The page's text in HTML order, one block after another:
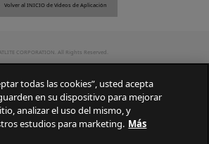
Volver al INICIO de Videos de Aplicación
CORPORATION. All Rights Reserved.
todas las cookies”, usted acepta
en su dispositivo para mejorar
analizar el uso del mismo, y
estudios para marketing. Más